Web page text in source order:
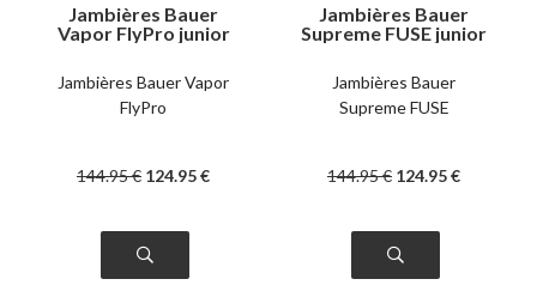
Jambières Bauer
Vapor FlyPro junior
Jambières Bauer Vapor
FlyPro
144.95€ 124.95€
Jambières Bauer
Supreme FUSE junior
Jambières Bauer
Supreme FUSE
144.95€ 124.95€